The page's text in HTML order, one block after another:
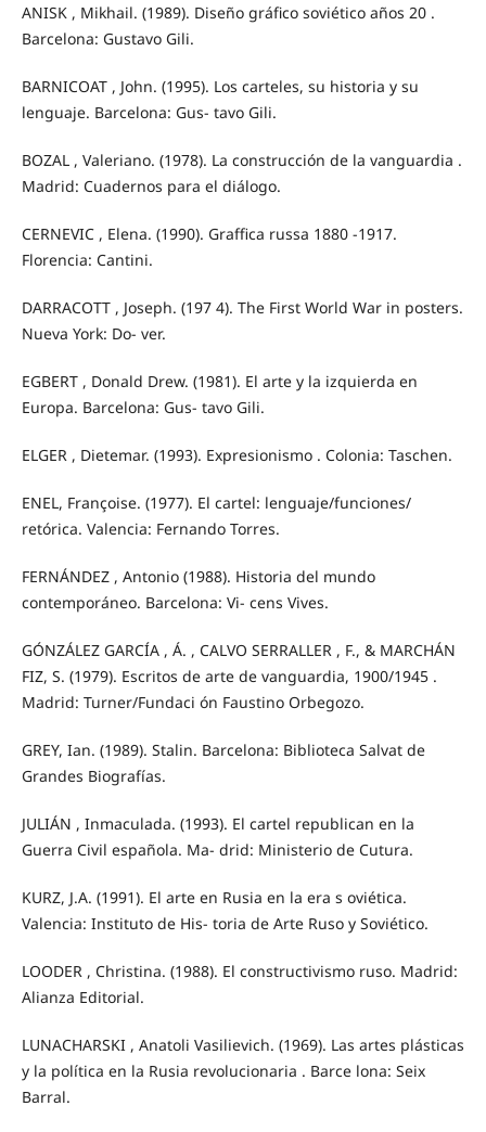
ANISK , Mikhail. (1989). Diseño gráfico soviético años 20 .
Barcelona: Gustavo Gili.
BARNICOAT , John. (1995). Los carteles, su historia y su
lenguaje. Barcelona: Gus- tavo Gili.
BOZAL , Valeriano. (1978). La construcción de la vanguardia .
Madrid: Cuadernos para el diálogo.
CERNEVIC , Elena. (1990). Graffica russa 1880 -1917.
Florencia: Cantini.
DARRACOTT , Joseph. (197 4). The First World War in posters.
Nueva York: Do- ver.
EGBERT , Donald Drew. (1981). El arte y la izquierda en
Europa. Barcelona: Gus- tavo Gili.
ELGER , Dietemar. (1993). Expresionismo . Colonia: Taschen.
ENEL, Françoise. (1977). El cartel: lenguaje/funciones/
retórica. Valencia: Fernando Torres.
FERNÁNDEZ , Antonio (1988). Historia del mundo
contemporáneo. Barcelona: Vi- cens Vives.
GÓNZÁLEZ GARCÍA , Á. , CALVO SERRALLER , F., & MARCHÁN
FIZ, S. (1979). Escritos de arte de vanguardia, 1900/1945 .
Madrid: Turner/Fundaci ón Faustino Orbegozo.
GREY, Ian. (1989). Stalin. Barcelona: Biblioteca Salvat de
Grandes Biografías.
JULIÁN , Inmaculada. (1993). El cartel republican en la
Guerra Civil española. Ma- drid: Ministerio de Cutura.
KURZ, J.A. (1991). El arte en Rusia en la era s oviética.
Valencia: Instituto de His- toria de Arte Ruso y Soviético.
LOODER , Christina. (1988). El constructivismo ruso. Madrid:
Alianza Editorial.
LUNACHARSKI , Anatoli Vasilievich. (1969). Las artes plásticas
y la política en la Rusia revolucionaria . Barce lona: Seix
Barral.